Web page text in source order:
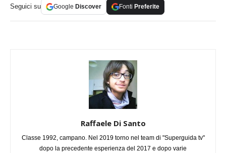
Seguici su Google Discover Fonti Preferite
Raffaele Di Santo
Classe 1992, campano. Nel 2019 torno nel team di "Superguida tv"
dopo la precedente esperienza del 2017 e dopo varie